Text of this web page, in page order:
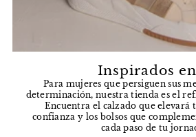
Inspirados
Para mujeres que persiguen sus
determinación, nuestra tienda es el
Encuentra el calzado que elevará
confianza y los bolsos que
cada paso de tu